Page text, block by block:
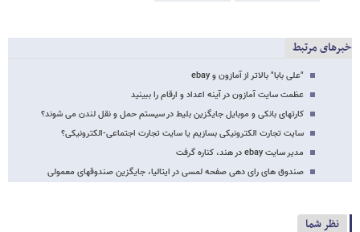
خبرهای مرتبط
"علی بابا" بالاتر از آمازون و ebay
عظمت سایت آمازون در آینه اعداد و ارقام را ببینید
کارتهای بانکی و موبایل جایگزین بلیط در سیستم حمل و نقل لندن می شوند؟
سایت تجارت الکترونیکی بسازیم یا سایت تجارت اجتماعی-الکترونیکی؟
مدیر سایت ebay در هند، کناره گرفت
صندوق های رای دهی صفحه لمسی در ایتالیا، جایگزین صندوقهای معمولی
نظر شما